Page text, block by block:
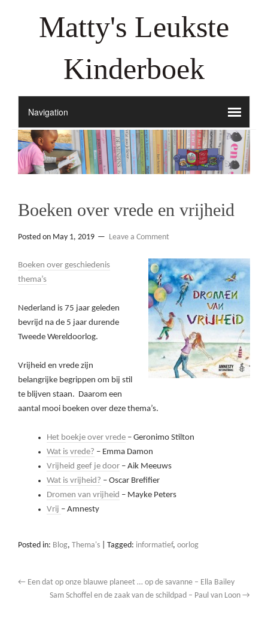
Matty's Leukste
Kinderboek
Boeken over vrede en vrijheid
Posted on May 1, 2019 Leave a Comment
Boeken over geschiedenis
thema’s
Nederland is 75 jaar geleden
bevrijd na de 5 jaar durende
Tweede Wereldoorlog.
Vrijheid en vrede zijn
belangrijke begrippen om bij stil
te blijven staan. Daarom een
aantal mooi boeken over deze thema’s.
Het boekje over vrede – Geronimo Stilton
Wat is vrede? – Emma Damon
Vrijheid geef je door – Aik Meeuws
Wat is vrijheid? – Oscar Brefifier
Dromen van vrijheid – Mayke Peters
Vrij – Amnesty
Posted in: Blog, Thema's Tagged: informatief, oorlog
← Een dat op onze blauwe planeet … op de savanne – Ella Bailey
Sam Schoffel en de zaak van de schildpad – Paul van Loon →